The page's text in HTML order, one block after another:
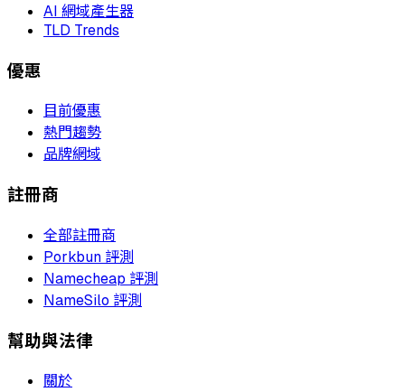
AI 網域產生器
TLD Trends
優惠
目前優惠
熱門趨勢
品牌網域
註冊商
全部註冊商
Porkbun 評測
Namecheap 評測
NameSilo 評測
幫助與法律
關於